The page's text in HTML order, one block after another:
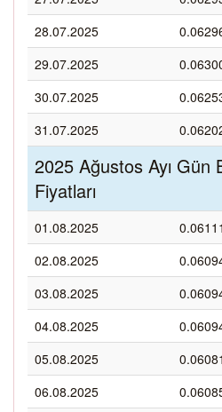
28.07.2025
29.07.2025
30.07.2025
31.07.2025
2025 Ağustos Ayı Gün
Fiyatları
01.08.2025
02.08.2025
03.08.2025
04.08.2025
05.08.2025
06.08.2025